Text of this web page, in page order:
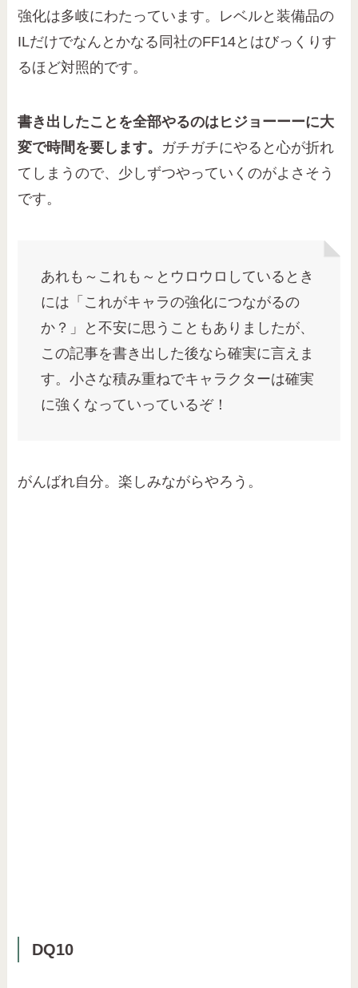
強化は多岐にわたっています。レベルと装備品の
ILだけでなんとかなる同社のFF14とはびっくりす
るほど対照的です。
書き出したことを全部やるのはヒジョーーーに大
変で時間を要します。 ガチガチにやると心が折れ
てしまうので、少しずつやっていくのがよさそう
です。
あれも～これも～とウロウロしているとき
には「これがキャラの強化につながるの
か？」と不安に思うこともありましたが、
この記事を書き出した後なら確実に言えま
す。小さな積み重ねでキャラクターは確実
に強くなっていっているぞ！
がんばれ自分。楽しみながらやろう。
DQ10